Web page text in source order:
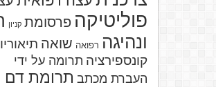
פוליטיקה פרסומת קניון
ונהיגה רפואה שואה
קונספירציה תרומה על ידי
העברת מכתב תרומת דם